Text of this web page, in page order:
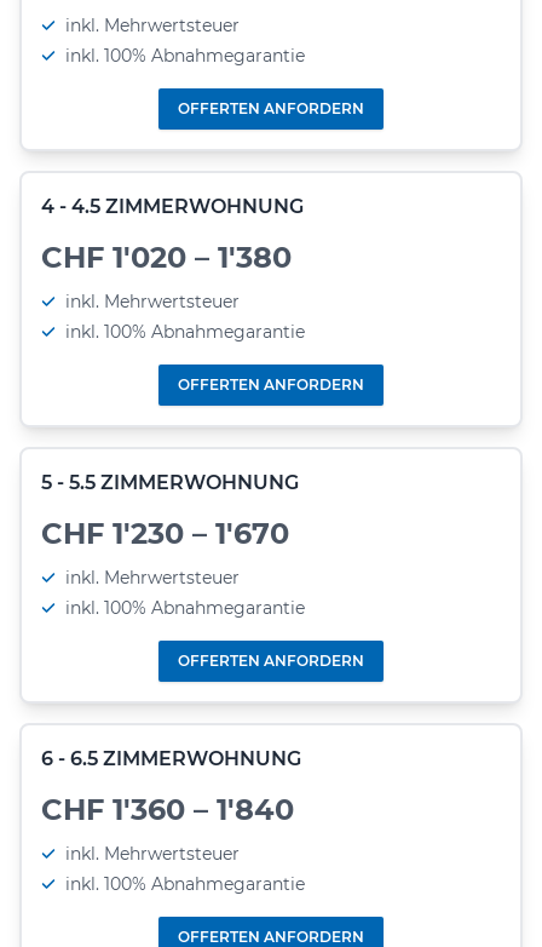
inkl. Mehrwertsteuer
inkl. 100% Abnahmegarantie
OFFERTEN ANFORDERN
4 - 4.5 ZIMMERWOHNUNG
CHF 1'020 – 1'380
inkl. Mehrwertsteuer
inkl. 100% Abnahmegarantie
OFFERTEN ANFORDERN
5 - 5.5 ZIMMERWOHNUNG
CHF 1'230 – 1'670
inkl. Mehrwertsteuer
inkl. 100% Abnahmegarantie
OFFERTEN ANFORDERN
6 - 6.5 ZIMMERWOHNUNG
CHF 1'360 – 1'840
inkl. Mehrwertsteuer
inkl. 100% Abnahmegarantie
OFFERTEN ANFORDERN